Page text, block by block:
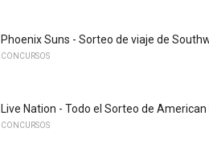
Phoenix Suns - Sorteo de viaje de
CONCURSOS
Live Nation - Todo el Sorteo de
CONCURSOS